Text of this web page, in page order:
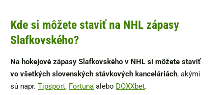
Kde si môžete staviť na NHL zápasy
Slafkovského?
Na hokejové zápasy Slafkovského v NHL si môžete staviť
vo všetkých slovenských stávkových kanceláriách, akými
sú napr. Tipsport, Fortuna alebo DOXXbet.